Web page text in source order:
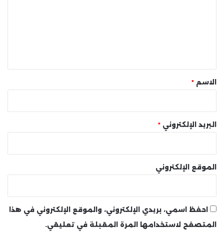
* الاسم *
البريد الإلكتروني *
الموقع الإلكتروني
احفظ اسمي، بريدي الإلكتروني، والموقع الإلكتروني في هذا
المتصفح لاستخدامها المرة المقبلة في تعليقي.